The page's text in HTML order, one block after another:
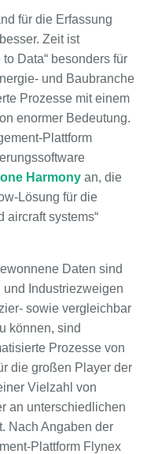
für die Erfassung
Zeit ist
Data“ besonders für
und Baubranche
Prozesse mit einem
enormer Bedeutung.
Plattform
Harmony an, die
Lösung für die
aircraft systems“
Daten sind
Industriezweigen
sowie vergleichbar
können, sind
Prozesse von
die großen Player der
Vielzahl von
an unterschiedlichen
Nach Angaben der
Plattform Flynex